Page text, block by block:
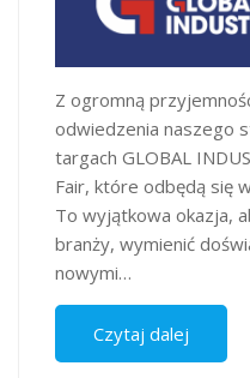
Z ogromną
odwiedzenia naszego
targach GLOBAL
Fair, które odbędą się
To wyjątkowa okazja,
branży, wymienić
nowymi…
Czytaj dalej